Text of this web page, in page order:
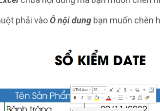
phải vàoÔ nội dung bạn muốn chèn